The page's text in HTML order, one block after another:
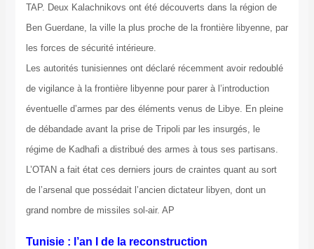
TAP. Deux Kalachnikovs ont été découverts dans la région de
Ben Guerdane, la ville la plus proche de la frontière libyenne, par
les forces de sécurité intérieure.
Les autorités tunisiennes ont déclaré récemment avoir redoublé
de vigilance à la frontière libyenne pour parer à l’introduction
éventuelle d’armes par des éléments venus de Libye. En pleine
de débandade avant la prise de Tripoli par les insurgés, le
régime de Kadhafi a distribué des armes à tous ses partisans.
L’OTAN a fait état ces derniers jours de craintes quant au sort
de l’arsenal que possédait l’ancien dictateur libyen, dont un
grand nombre de missiles sol-air. AP
Tunisie : l’an I de la reconstruction